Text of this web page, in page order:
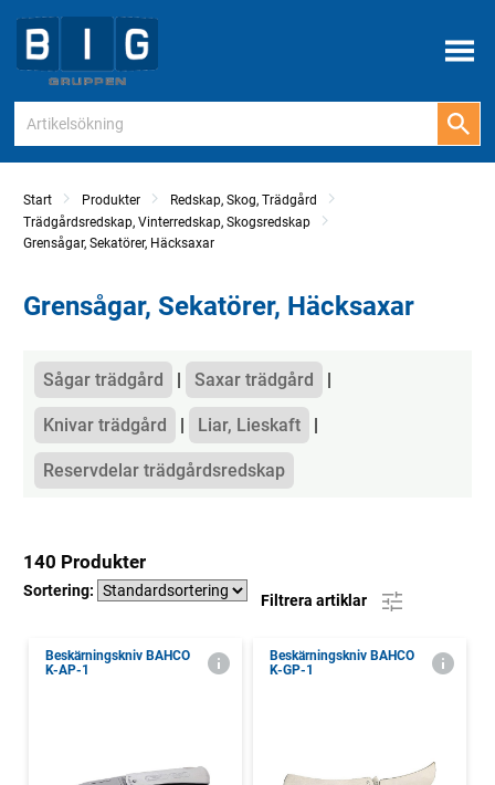
Meny
Start Produkter
Redskap, Skog, Trädgård
Trädgårdsredskap, Vinterredskap, Skogsredskap
Grensågar, Sekatörer, Häcksaxar
Grensågar, Sekatörer, Häcksaxar
Kategorier
Sågar trädgård Saxar trädgård
Knivar trädgård Liar, Lieskaft
Reservdelar trädgårdsredskap
140 Produkter
Sortering:
Filtrera artiklar
Beskärningskniv BAHCO
K-AP-1
Beskärningskniv BAHCO
K-GP-1